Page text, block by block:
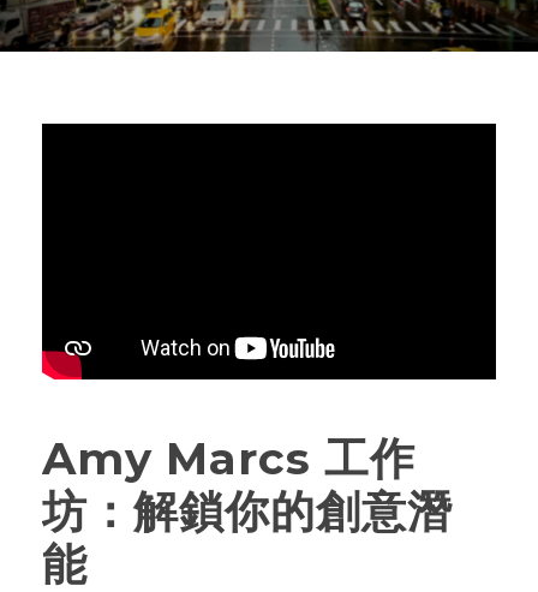
Amy Marcs 工作
坊：解鎖你的創意潛
能